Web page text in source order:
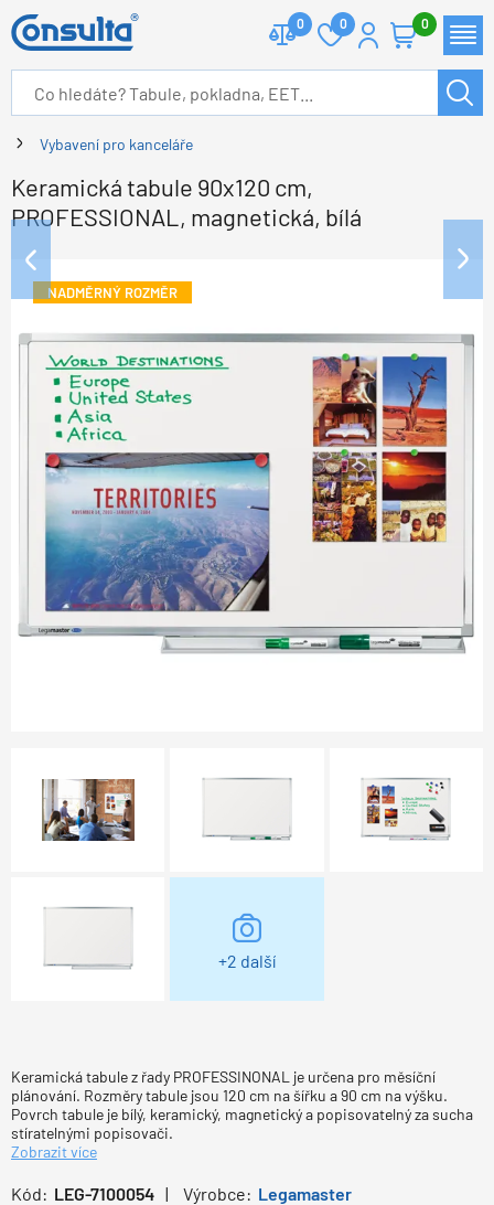
0 0 0
Vybavení pro kanceláře
Keramická tabule 90x120 cm,
PROFESSIONAL, magnetická, bílá
NADMĚRNÝ ROZMĚR
+2 další
Keramická tabule z řady PROFESSINONAL je určena pro měsíční
plánování. Rozměry tabule jsou 120 cm na šířku a 90 cm na výšku.
Povrch tabule je bílý, keramický, magnetický a popisovatelný za sucha
stíratelnými popisovači.
Zobrazit více
Kód: LEG-7100054 Výrobce: Legamaster